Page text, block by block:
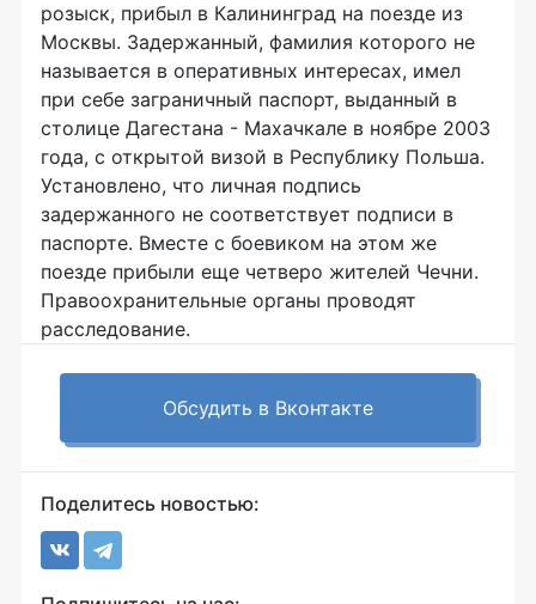
розыск, прибыл в Калининград на поезде из
Москвы. Задержанный, фамилия которого не
называется в оперативных интересах, имел
при себе заграничный паспорт, выданный в
столице Дагестана - Махачкале в ноябре 2003
года, с открытой визой в Республику Польша.
Установлено, что личная подпись
задержанного не соответствует подписи в
паспорте. Вместе с боевиком на этом же
поезде прибыли еще четверо жителей Чечни.
Правоохранительные органы проводят
расследование.
Обсудить в Вконтакте
Поделитесь новостью: